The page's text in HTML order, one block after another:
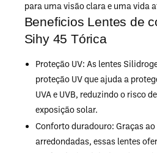
para uma visão clara e uma vida
Beneficios Lentes de
Sihy 45 Tórica
Proteção UV: As lentes
proteção UV que ajuda a
UVA e UVB, reduzindo o risco
exposição solar.
Conforto duradouro: Graças
arredondadas, essas lentes